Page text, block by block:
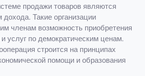
продажи товаров являются
Такие организации
членам возможность приобретения
услуг по демократическим ценам.
строится на принципах
помощи и образования